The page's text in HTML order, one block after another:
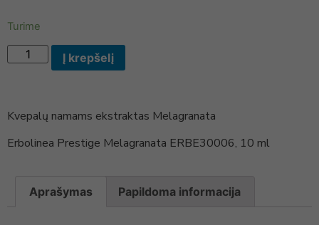
Turime
Į krepšelį
Kvepalų namams ekstraktas Melagranata
Erbolinea Prestige Melagranata ERBE30006, 10 ml
Aprašymas Papildoma informacija